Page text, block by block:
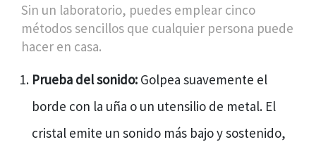
Sin un laboratorio, puedes emplear cinco
métodos sencillos que cualquier persona puede
hacer en casa.
Prueba del sonido: Golpea suavemente el
borde con la uña o un utensilio de metal. El
cristal emite un sonido más bajo y sostenido,